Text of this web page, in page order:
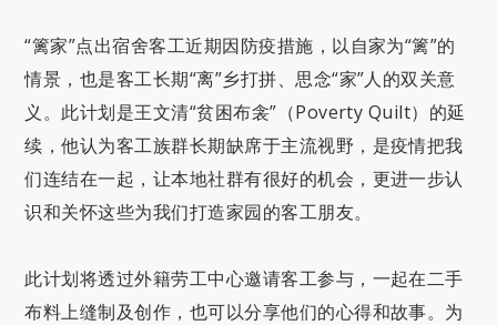
“篱家”点出宿舍客工近期因防疫措施，以自家为“篱”的
情景，也是客工长期“离”乡打拼、思念“家”人的双关意
义。此计划是王文清“贫困布衾”（Poverty Quilt）的延
续，他认为客工族群长期缺席于主流视野，是疫情把我
们连结在一起，让本地社群有很好的机会，更进一步认
识和关怀这些为我们打造家园的客工朋友。
此计划将透过外籍劳工中心邀请客工参与，一起在二手
布料上缝制及创作，也可以分享他们的心得和故事。为